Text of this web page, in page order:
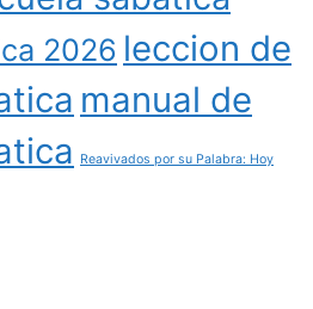
2026 leccion de
manual de
Reavivados por su Palabra: Hoy